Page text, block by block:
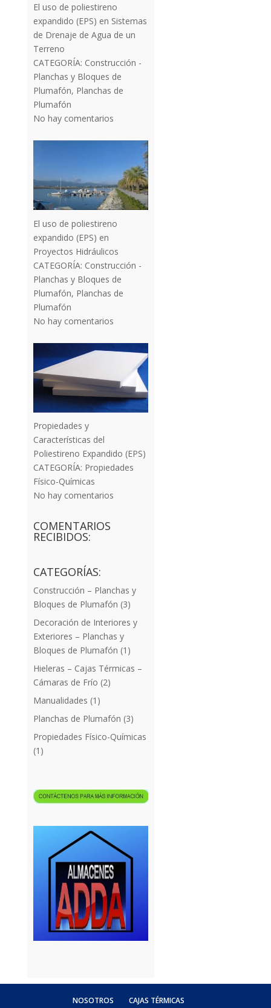
El uso de poliestireno
expandido (EPS) en Sistemas
de Drenaje de Agua de un
Terreno
CATEGORÍA: Construcción -
Planchas y Bloques de
Plumafón, Planchas de
Plumafón
No hay comentarios
El uso de poliestireno
expandido (EPS) en
Proyectos Hidráulicos
CATEGORÍA: Construcción -
Planchas y Bloques de
Plumafón, Planchas de
Plumafón
No hay comentarios
Propiedades y
Características del
Poliestireno Expandido (EPS)
CATEGORÍA: Propiedades
Físico-Químicas
No hay comentarios
COMENTARIOS
RECIBIDOS:
CATEGORÍAS:
Construcción – Planchas y
Bloques de Plumafón (3)
Decoración de Interiores y
Exteriores – Planchas y
Bloques de Plumafón (1)
Hieleras – Cajas Térmicas –
Cámaras de Frío (2)
Manualidades (1)
Planchas de Plumafón (3)
Propiedades Físico-Químicas
(1)
NOSOTROS CAJAS TÉRMICAS